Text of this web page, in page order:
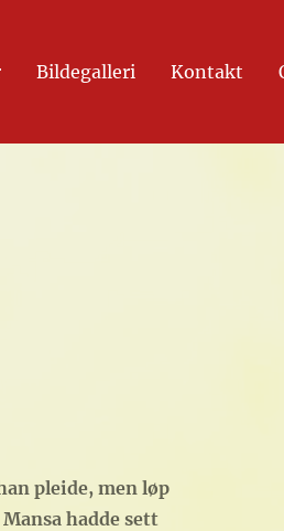
Bildegalleri Kontakt
pleide, men løp
hadde sett